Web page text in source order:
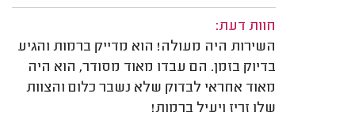
חוות דעת:
השירות היה מעולה! הוא מדייק ברמות והגיע
בדיוק בזמן. הם עבדו מאוד מסודר, הוא היה
מאוד אחראי לבדוק שלא נשבר כלום והצוות
שלו זריז ויעיל ברמות!